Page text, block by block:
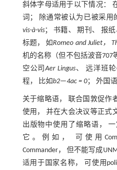
斜体字母适用于以下情况：
词； 除通常被认为已被采用
vis-à-vis； 书籍、 期刊、 报
标题， 如Romeo and Juliet，
机的名称（但不包括波音
空公司Aer Lingus、 远洋班轮
程， 比如b2—4ac = 0； 外国
关于缩略语， 联合国敦促作
使用， 并在大会决议等正式
出版物中使用了缩略语，
它。例如， 可使用
Commander， 但不能写成
适用于国家名称， 可使用